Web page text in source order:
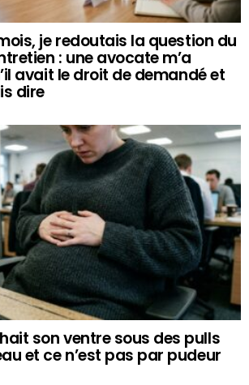
je redoutais la question du
: une avocate m’a
avait le droit de demandé et
dire
son ventre sous des pulls
et ce n’est pas par pudeur